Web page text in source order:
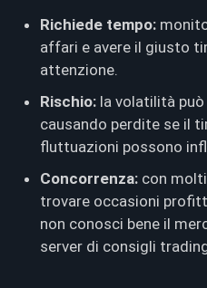
Richiede tempo:
affari e avere il giusto
attenzione.
Rischio: la volatilità
causando perdite se il
fluttuazioni possono
Concorrenza: con
trovare occasioni
non conosci bene il
server di consigli